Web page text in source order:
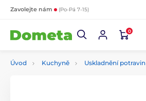
Zavolejte nám (Po-Pá 7-15)
0
Úvod Kuchyně Uskladnění potravin